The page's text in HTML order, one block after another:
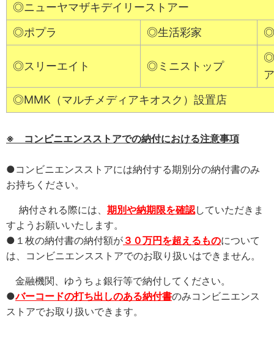
◎ニューヤマザキデイリーストアー
◎ポプラ
◎生活彩家 ◎
◎スリーエイト ◎ミニストップ
◎
ア
◎MMK（マルチメディアキオスク）設置店
※ コンビニエンスストアでの納付における注意事項
●コンビニエンスストアには納付する期別分の納付書のみ
お持ちください。
納付される際には、 期別や納期限を確認していただきま
すようお願いいたします。
●１枚の納付書の納付額が ３０万円を超えるものについて
は、コンビニエンスストアでのお取り扱いはできません。
金融機関、ゆうちょ銀行等で納付してください。
●バーコードの打ち出しのある納付書のみコンビニエンス
ストアでお取り扱いできます。